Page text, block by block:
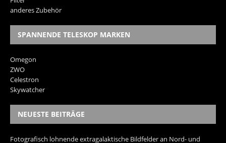
anderes Zubehör
SPANNENDE TELESKOP MARKEN
Omegon
ZWO
Celestron
Skywatcher
NEUESTE BEITRÄGE
Fotografisch lohnende extragalaktische Bildfelder an Nord- und